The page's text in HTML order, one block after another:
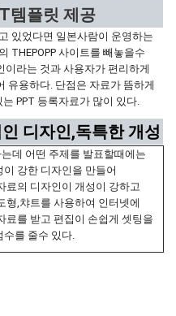
템플릿 제공
있었다면 일본사람이 운영하는
THEPOPP 사이트를 빼놓을수
이라는 것과 사용자가 편리하게
유용하다. 단점은 자료가 뜸하게
PPT 등록자료가 많이 있다.
디자인,독특한 개성
데 어떤 주제를 발표할때에는
강한 디자인을 만들어
료의 디자인이 개성이 강하고
형,챠트를 사용하여 인터넷에
료를 받고 편집이 손쉽게 셋팅을
수를 줄수 있다.